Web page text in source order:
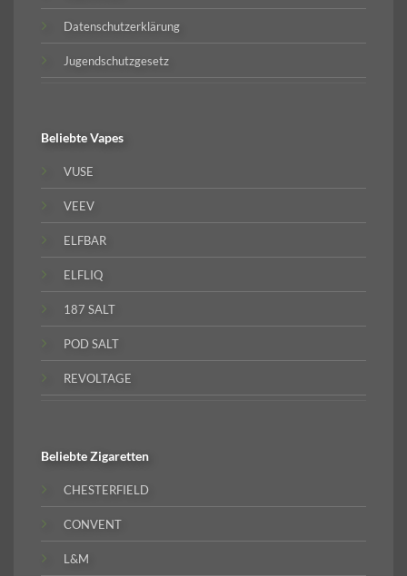
Datenschutzerklärung
Jugendschutzgesetz
BeliebteVapes
VUSE
VEEV
ELFBAR
ELFLIQ
187 SALT
POD SALT
REVOLTAGE
BeliebteZigaretten
CHESTERFIELD
CONVENT
L&M